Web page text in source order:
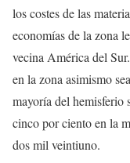
los costes de las
economías de la zona
vecina América del
en la zona asimismo
mayoría del hemisferio
cinco por ciento en la
dos mil veintiuno.